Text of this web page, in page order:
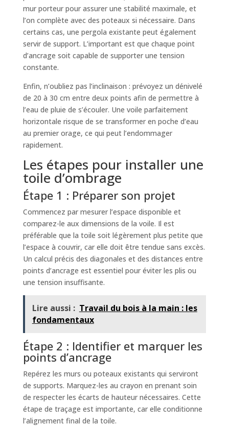
mur porteur pour assurer une stabilité maximale, et
l’on complète avec des poteaux si nécessaire. Dans
certains cas, une pergola existante peut également
servir de support. L’important est que chaque point
d’ancrage soit capable de supporter une tension
constante.
Enfin, n’oubliez pas l’inclinaison : prévoyez un dénivelé
de 20 à 30 cm entre deux points afin de permettre à
l’eau de pluie de s’écouler. Une voile parfaitement
horizontale risque de se transformer en poche d’eau
au premier orage, ce qui peut l’endommager
rapidement.
Les étapes pour installer une
toile d’ombrage
Étape 1 : Préparer son projet
Commencez par mesurer l’espace disponible et
comparez-le aux dimensions de la voile. Il est
préférable que la toile soit légèrement plus petite que
l’espace à couvrir, car elle doit être tendue sans excès.
Un calcul précis des diagonales et des distances entre
points d’ancrage est essentiel pour éviter les plis ou
une tension insuffisante.
Lire aussi : Travail du bois à la main : les
fondamentaux
Étape 2 : Identifier et marquer les
points d’ancrage
Repérez les murs ou poteaux existants qui serviront
de supports. Marquez-les au crayon en prenant soin
de respecter les écarts de hauteur nécessaires. Cette
étape de traçage est importante, car elle conditionne
l’alignement final de la toile.